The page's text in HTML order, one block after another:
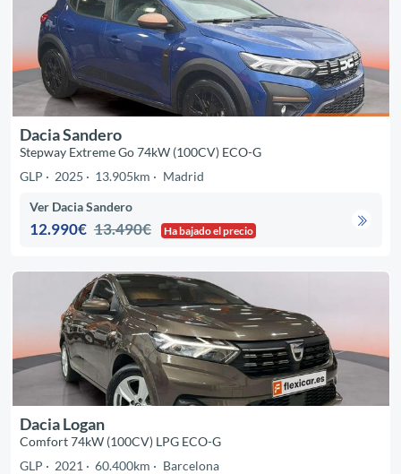
Dacia Sandero
Stepway Extreme Go 74kW (100CV) ECO-G
GLP
2025 13.905km Madrid
Ver Dacia Sandero
12.990€ 13.490€ Ha bajado el precio
Dacia Logan
Comfort 74kW (100CV) LPG ECO-G
GLP
2021 60.400km Barcelona